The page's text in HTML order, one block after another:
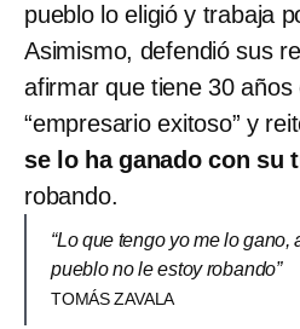
pueblo lo eligió y trabaja
Asimismo, defendió sus
afirmar que tiene 30 años
“empresario exitoso” y
se lo ha ganado con su
robando.
“Lo que tengo yo me lo
pueblo no le estoy robando”
TOMÁS ZAVALA